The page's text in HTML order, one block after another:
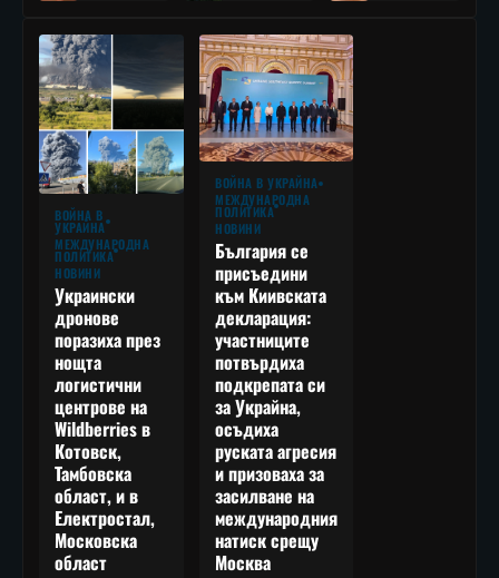
ВОЙНА В
УКРАЙНА
МЕЖДУНАРОДНА
ПОЛИТИКА
НОВИНИ
Украински
дронове
поразиха през
нощта
логистични
центрове на
Wildberries в
Котовск,
Тамбовска
област, и в
Електростал,
Московска
област
ВОЙНА В УКРАЙНА
МЕЖДУНАРОДНА
ПОЛИТИКА
НОВИНИ
България се
присъедини
към Киивската
декларация:
участниците
потвърдиха
подкрепата си
за Украйна,
осъдиха
руската агресия
и призоваха за
засилване на
международния
натиск срещу
Москва